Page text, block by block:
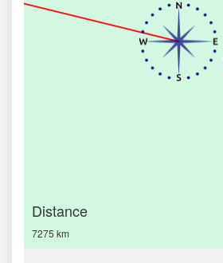
Distance
7275 km